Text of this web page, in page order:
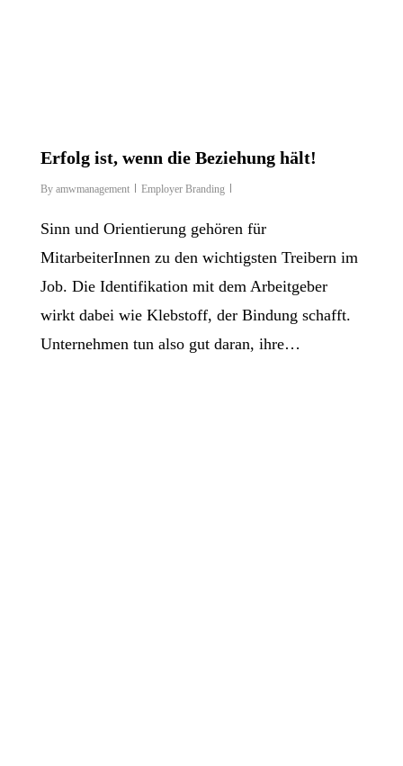
Erfolg ist, wenn die Beziehung hält!
By amwmanagement Employer Branding
Sinn und Orientierung gehören für
MitarbeiterInnen zu den wichtigsten Treibern im
Job. Die Identifikation mit dem Arbeitgeber
wirkt dabei wie Klebstoff, der Bindung schafft.
Unternehmen tun also gut daran, ihre…